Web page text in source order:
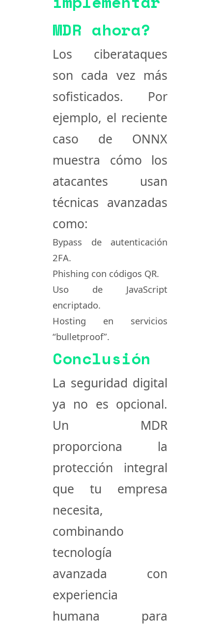
MDR ahora?
Los ciberataques
son cada vez más
sofisticados. Por
ejemplo, el reciente
caso de ONNX
muestra cómo los
atacantes usan
técnicas avanzadas
como:
Bypass de autenticación
2FA.
Phishing con códigos QR.
Uso de JavaScript
encriptado.
Hosting en servicios
“bulletproof”.
Conclusión
La seguridad digital
ya no es opcional.
Un MDR
proporciona la
protección integral
que tu empresa
necesita,
combinando
tecnología
avanzada con
experiencia
humana para